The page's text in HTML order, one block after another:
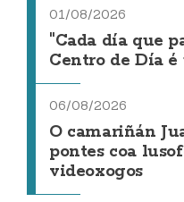
01/08/2026
"Cada día que
Centro de Día
06/08/2026
O camariñán
pontes coa
videoxogos